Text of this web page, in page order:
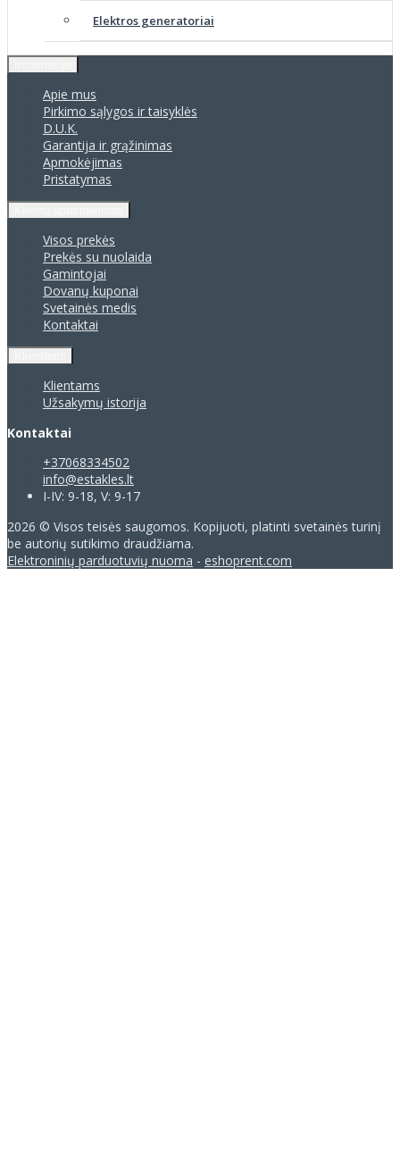
Elektros generatoriai
Apie mus
Pirkimo sąlygos ir taisyklės
D.U.K.
Garantija ir grąžinimas
Apmokėjimas
Pristatymas
Visos prekės
Prekės su nuolaida
Gamintojai
Dovanų kuponai
Svetainės medis
Kontaktai
Klientams
Užsakymų istorija
Kontaktai
+37068334502
info@estakles.lt
I-IV: 9-18, V: 9-17
2026 © Visos teisės saugomos. Kopijuoti, platinti svetainės turinį
be autorių sutikimo draudžiama.
Elektroninių parduotuvių nuoma - eshoprent.com